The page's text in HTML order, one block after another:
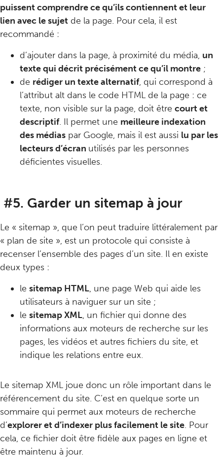
puissent comprendre ce qu’ils contiennent et leur
lien avec le sujet de la page. Pour cela, il est
recommandé :
d’ajouter dans la page, à proximité du média, un
texte qui décrit précisément ce qu’il montre ;
de rédiger un texte alternatif, qui correspond à
l’attribut alt dans le code HTML de la page : ce
texte, non visible sur la page, doit être court et
descriptif. Il permet une meilleure indexation
des médias par Google, mais il est aussi lu par les
lecteurs d’écran utilisés par les personnes
déficientes visuelles.
#5. Garder un sitemap à jour
Le « sitemap », que l’on peut traduire littéralement par
« plan de site », est un protocole qui consiste à
recenser l’ensemble des pages d’un site. Il en existe
deux types :
le sitemap HTML, une page Web qui aide les
utilisateurs à naviguer sur un site ;
le sitemap XML, un fichier qui donne des
informations aux moteurs de recherche sur les
pages, les vidéos et autres fichiers du site, et
indique les relations entre eux.
Le sitemap XML joue donc un rôle important dans le
référencement du site. C’est en quelque sorte un
sommaire qui permet aux moteurs de recherche
d’explorer et d’indexer plus facilement le site. Pour
cela, ce fichier doit être fidèle aux pages en ligne et
être maintenu à jour.